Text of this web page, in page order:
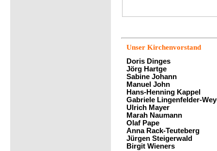
Unser Kirchenvorstand
Doris Dinges
Jörg Hartge
Sabine Johann
Manuel John
Hans-Henning Kappel
Gabriele Lingenfelder-
Ulrich Mayer
Marah Naumann
Olaf Pape
Anna Rack-Teuteberg
Jürgen Steigerwald
Birgit Wieners